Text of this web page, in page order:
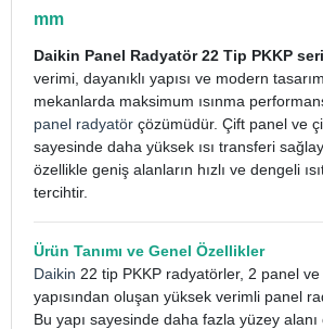
mm
Daikin Panel Radyatör 22 Tip PKKP
verimi, dayanıklı yapısı ve modern
mekanlarda maksimum ısınma
panel radyatör çözümüdür. Çift panel ve
sayesinde daha yüksek ısı transferi
özellikle geniş alanların hızlı ve dengeli
tercihtir.
Ürün Tanımı ve Genel Özellikler
Daikin 22 tip PKKP radyatörler, 2 panel
yapısından oluşan yüksek verimli panel
Bu yapı sayesinde daha fazla yüzey